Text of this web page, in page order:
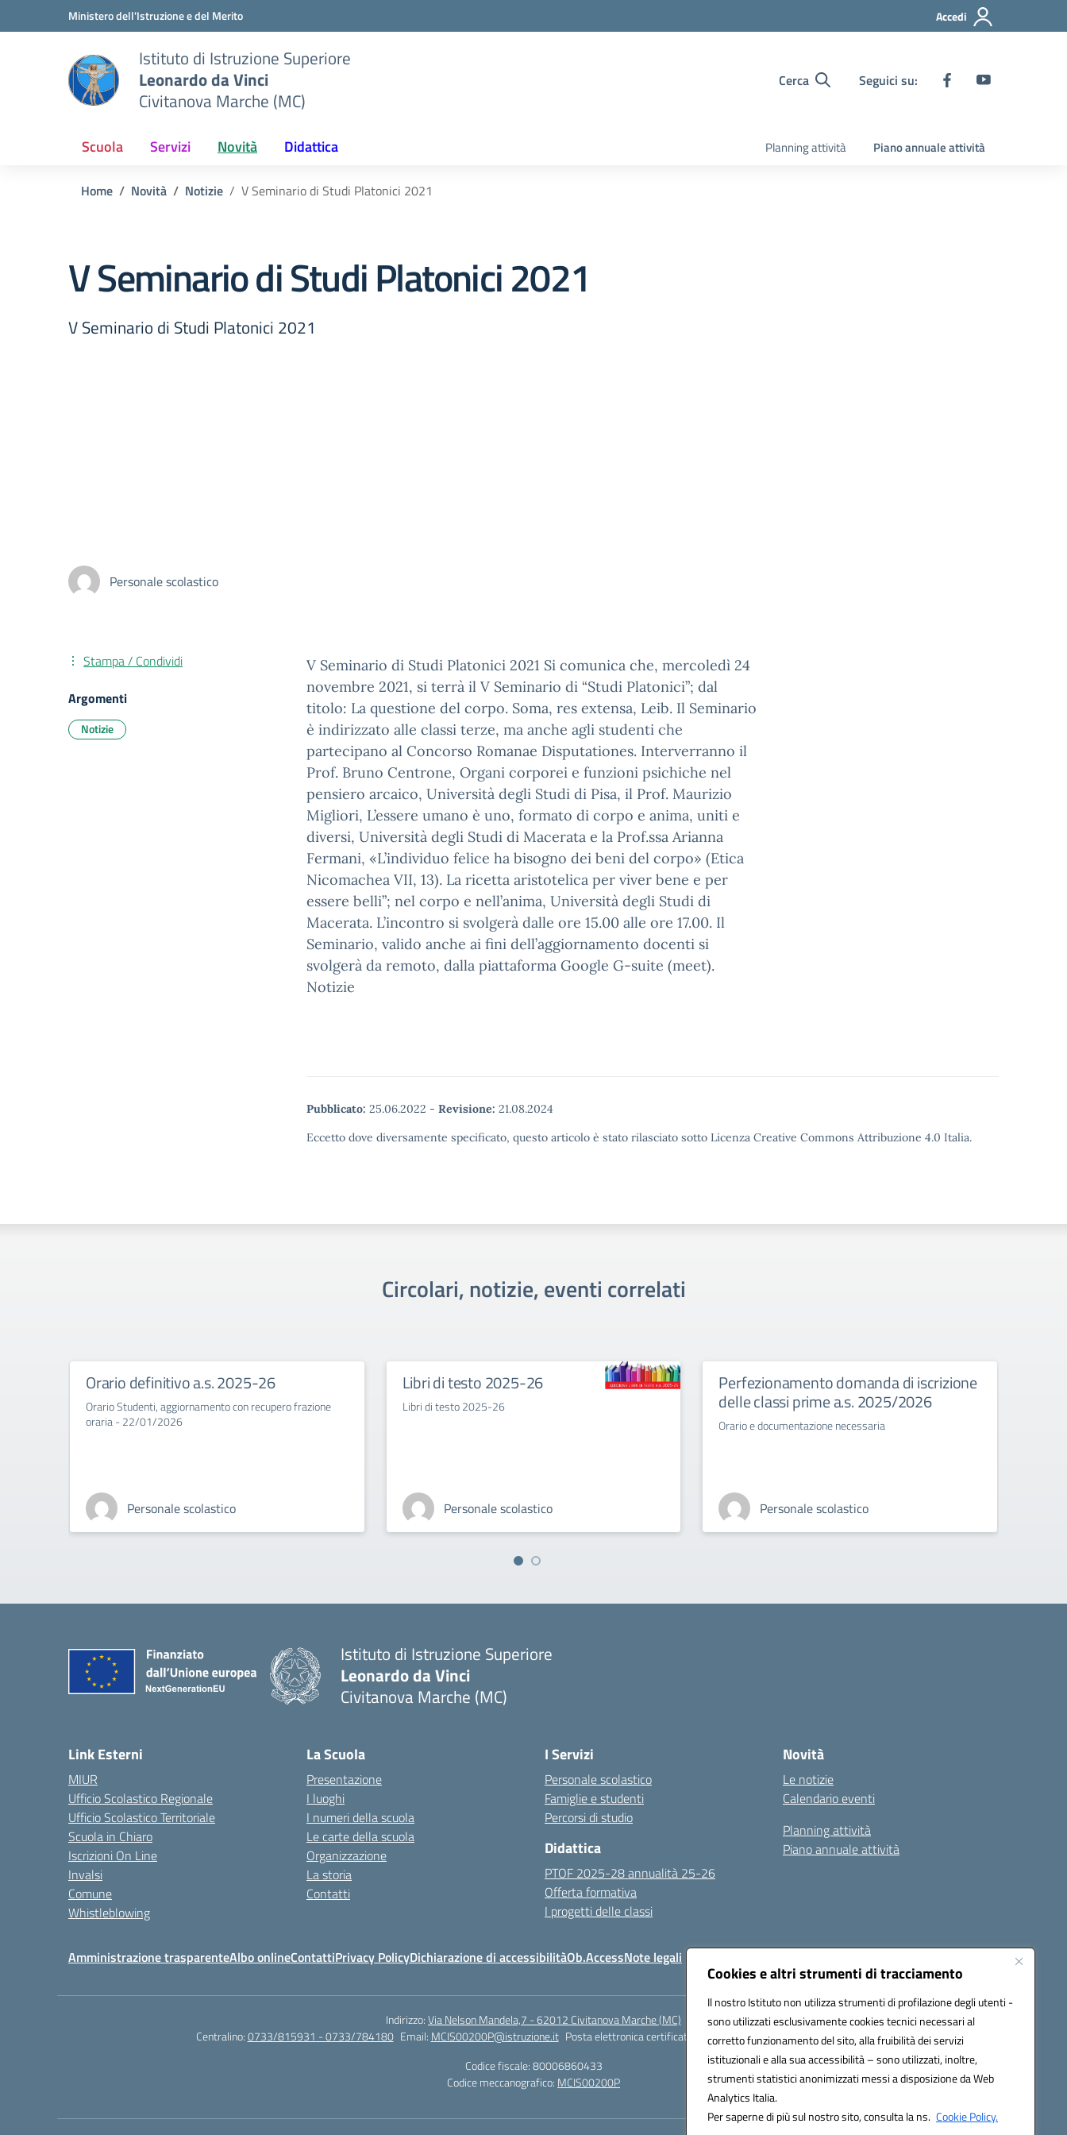
Cookies e altri strumenti di tracciamento
Il nostro Istituto non utilizza strumenti di profilazione degli utenti -
sono utilizzati esclusivamente cookies tecnici necessari al
corretto funzionamento del sito, alla fruibilità dei servizi
istituzionali e alla sua accessibilità – sono utilizzati, inoltre,
strumenti statistici anonimizzati messi a disposizione da Web
Analytics Italia.
Per saperne di più sul nostro sito, consulta la ns. Cookie Policy.
Vai ai contenuti
Vai al menu di navigazioneMinistero dell'Istruzione e del Merito Accedi
Istituto di Istruzione Superiore
Leonardo da Vinci
Civitanova Marche (MC)
Cerca Seguici su:
Scuola Servizi Novità Didattica Planning attività Piano annuale attività
Home Novità Notizie V Seminario di Studi Platonici 2021
V Seminario di Studi Platonici 2021
V Seminario di Studi Platonici 2021
Personale scolastico
V Seminario di Studi Platonici 2021 Si comunica che, mercoledì 24
novembre 2021, si terrà il V Seminario di “Studi Platonici”; dal
titolo: La questione del corpo. Soma, res extensa, Leib. Il Seminario
è indirizzato alle classi terze, ma anche agli studenti che
partecipano al Concorso Romanae Disputationes. Interverranno il
Prof. Bruno Centrone, Organi corporei e funzioni psichiche nel
pensiero arcaico, Università degli Studi di Pisa, il Prof. Maurizio
Migliori, L’essere umano è uno, formato di corpo e anima, uniti e
diversi, Università degli Studi di Macerata e la Prof.ssa Arianna
Fermani, «L’individuo felice ha bisogno dei beni del corpo» (Etica
Nicomachea VII, 13). La ricetta aristotelica per viver bene e per
essere belli”; nel corpo e nell’anima, Università degli Studi di
Macerata. L’incontro si svolgerà dalle ore 15.00 alle ore 17.00. Il
Seminario, valido anche ai fini dell’aggiornamento docenti si
svolgerà da remoto, dalla piattaforma Google G-suite (meet).
Notizie
Pubblicato: 25.06.2022 - Revisione: 21.08.2024
Eccetto dove diversamente specificato, questo articolo è stato rilasciato sotto Licenza Creative Commons Attribuzione 4.0 Italia.
Stampa / Condividi
Argomenti
Notizie
Circolari, notizie, eventi correlati
Orario definitivo a.s. 2025-26
Orario Studenti, aggiornamento con recupero frazione
oraria - 22/01/2026
Personale scolastico
Libri di testo 2025-26
Libri di testo 2025-26
Personale scolastico
Perfezionamento domanda di iscrizione
delle classi prime a.s. 2025/2026
Orario e documentazione necessaria
Personale scolastico
Istituto di Istruzione Superiore
Leonardo da Vinci
Civitanova Marche (MC)
Link Esterni
MIUR
Ufficio Scolastico Regionale
Ufficio Scolastico Territoriale
Scuola in Chiaro
Iscrizioni On Line
Invalsi
Comune
Whistleblowing
La Scuola
Presentazione
I luoghi
I numeri della scuola
Le carte della scuola
Organizzazione
La storia
Contatti
I Servizi
Personale scolastico
Famiglie e studenti
Percorsi di studio
Didattica
PTOF 2025-28 annualità 25-26
Offerta formativa
I progetti delle classi
Novità
Le notizie
Calendario eventi
Planning attività
Piano annuale attività
Amministrazione trasparenteAlbo onlineContattiPrivacy PolicyDichiarazione di accessibilitàOb.AccessNote legali Seguici su:
Indirizzo:Via Nelson Mandela,7 - 62012 Civitanova Marche (MC)
Centralino:0733/815931 - 0733/784180 Email: MCIS00200P@istruzione.it Posta elettronica certificata (PEC):MCIS00200P@pec.istruzione.it
Codice fiscale: 80006860433
Codice meccanografico: MCIS00200P